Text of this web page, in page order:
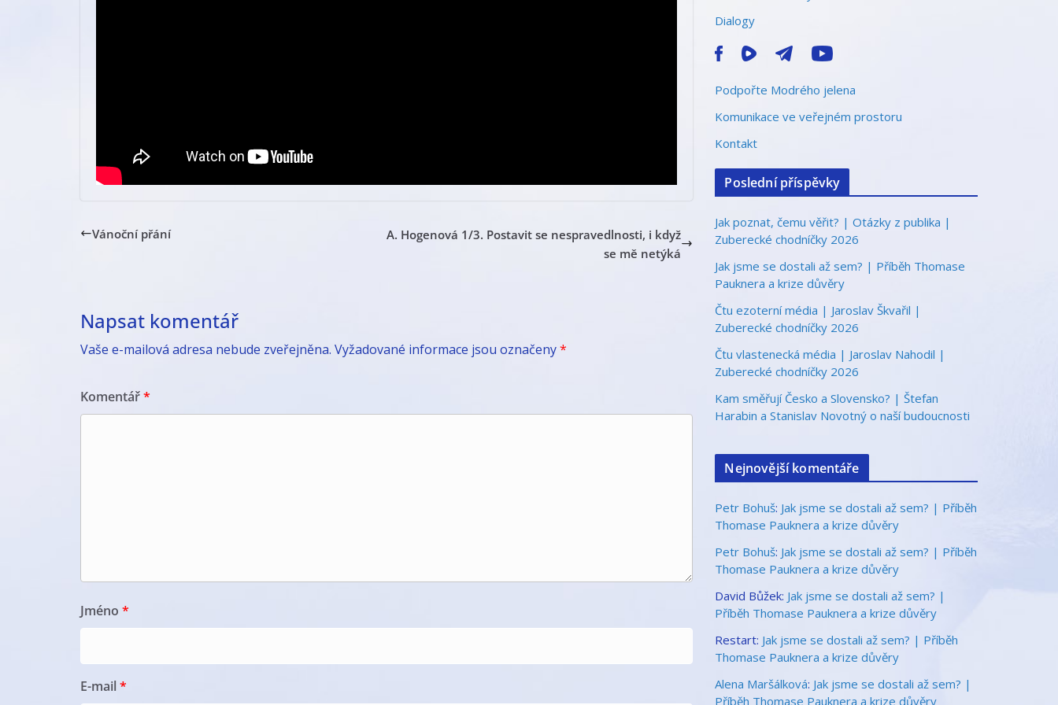
Vánoční přání
A. Hogenová 1/3. Postavit se nespravedlnosti, i když
se mě netýká
Napsat komentář
Vaše e-mailová adresa nebude zveřejněna. Vyžadované informace jsou označeny*
Komentář*
Jméno *
E-mail*
Dialogy
Podpořte Modrého jelena
Komunikace ve veřejném prostoru
Kontakt
Poslední příspěvky
Jak poznat, čemu věřit? | Otázky z publika |
Zuberecké chodníčky 2026
Jak jsme se dostali až sem? | Příběh Thomase
Pauknera a krize důvěry
Čtu ezoterní média | Jaroslav Škvařil |
Zuberecké chodníčky 2026
Čtu vlastenecká média | Jaroslav Nahodil |
Zuberecké chodníčky 2026
Kam směřují Česko a Slovensko? | Štefan
Harabin a Stanislav Novotný o naší budoucnosti
Nejnovější komentáře
Petr Bohuš: Jak jsme se dostali až sem? | Příběh
Thomase Pauknera a krize důvěry
Petr Bohuš: Jak jsme se dostali až sem? | Příběh
Thomase Pauknera a krize důvěry
David Bůžek: Jak jsme se dostali až sem? |
Příběh Thomase Pauknera a krize důvěry
Restart: Jak jsme se dostali až sem? | Příběh
Thomase Pauknera a krize důvěry
Alena Maršálková: Jak jsme se dostali až sem? |
Příběh Thomase Pauknera a krize důvěry